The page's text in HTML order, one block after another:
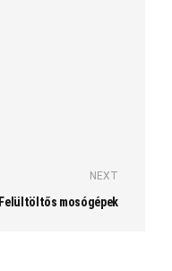
NEXT
Felültöltős mosógépek